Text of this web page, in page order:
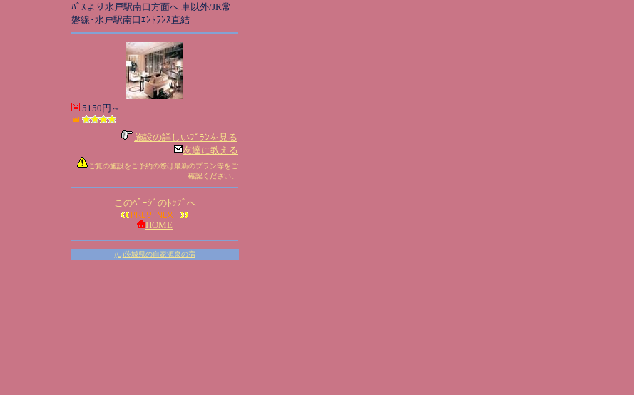
ﾊﾟｽより水戸駅南口方面へ 車以外/JR常
磐線･水戸駅南口ｴﾝﾄﾗﾝｽ直結
5150円～
施設の詳しいﾌﾟﾗﾝを見る
友達に教える
ご覧の施設をご予約の際は最新のプラン等をご
確認ください。
このﾍﾟｰｼﾞのﾄｯﾌﾟへ
HOME
(C)茨城県の自家源泉の宿